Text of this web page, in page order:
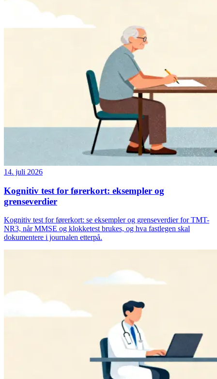
14. juli 2026
Kognitiv test for førerkort: eksempler og
grenseverdier
Kognitiv test for førerkort: se eksempler og grenseverdier for TMT-
NR3, når MMSE og klokketest brukes, og hva fastlegen skal
dokumentere i journalen etterpå.